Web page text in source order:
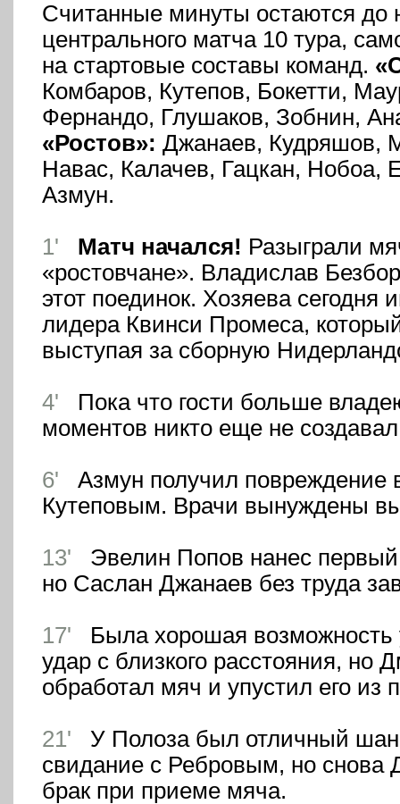
Считанные минуты остаются до
центрального матча 10 тура,
на стартовые составы команд.
Комбаров, Кутепов, Бокетти,
Фернандо, Глушаков, Зобнин,
«Ростов»: Джанаев, Кудряшов,
Навас, Калачев, Гацкан, Нобоа,
Азмун.
1' Матч начался! Разыграли
«ростовчане». Владислав
этот поединок. Хозяева сегодня
лидера Квинси Промеса,
выступая за сборную
4' Пока что гости больше
моментов никто еще не
6' Азмун получил повреждение
Кутеповым. Врачи вынуждены
13' Эвелин Попов нанес первый
но Саслан Джанаев без труда
17' Была хорошая возможность
удар с близкого расстояния, но
обработал мяч и упустил его из
21' У Полоза был отличный
свидание с Ребровым, но снова
брак при приеме мяча.